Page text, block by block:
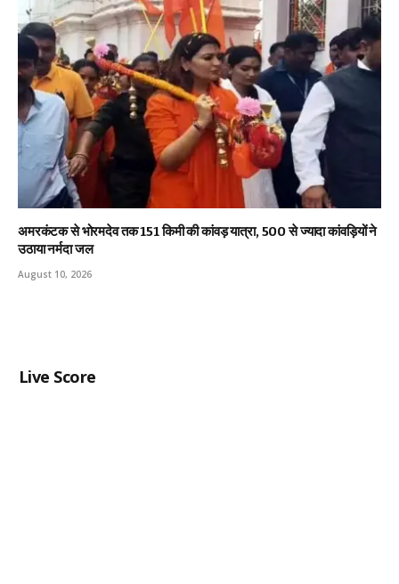
अमरकंटक से भोरमदेव तक 151 किमी की कांवड़ यात्रा, 500 से ज्यादा कांवड़ियों ने
उठाया नर्मदा जल
August 10, 2026
Live Score